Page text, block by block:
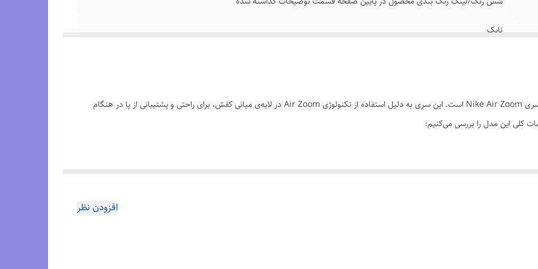
نایک
این کفش ورزشی که در تصویر مشاهده می‌کنید یک مدل از سری Nike Air Zoom است. این سری به دلیل استفاده از تکنولوژی Air Zoom در لایه‌ی میانی کفش، برای راحتی و پشتیبانی از پا در هنگام
کلی این مدل را بررسی می‌کنیم:
افزودن نظر